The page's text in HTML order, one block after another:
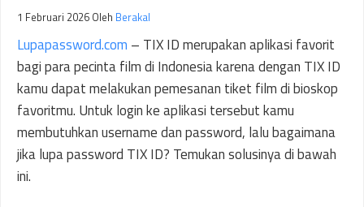
1 Februari 2026 Oleh Berakal
Lupapassword.com – TIX ID merupakan aplikasi favorit
bagi para pecinta film di Indonesia karena dengan TIX ID
kamu dapat melakukan pemesanan tiket film di bioskop
favoritmu. Untuk login ke aplikasi tersebut kamu
membutuhkan username dan password, lalu bagaimana
jika lupa password TIX ID? Temukan solusinya di bawah
ini.